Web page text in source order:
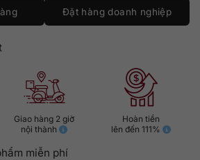
Đặt hàng doanh nghiệp
Giao hàng 2 giờ
nội thành
Hoàn tiền
lên đến 111%
miễn phí